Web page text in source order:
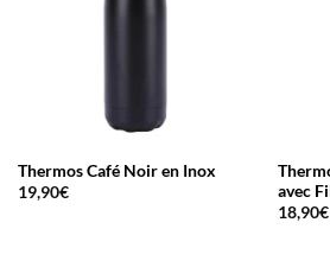
Thermos Café Noir en Inox
19,90€
avec
18,90€